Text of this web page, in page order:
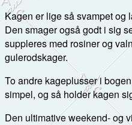
Kagen er lige så svampet
Den smager også godt i sig
suppleres med rosiner og
gulerodskager.
To andre kageplusser i
simpel, og så holder kagen
Den ultimative weekend- og